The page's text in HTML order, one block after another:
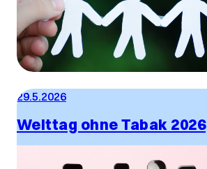
29.5.2026
Welttag ohne Tabak 2026